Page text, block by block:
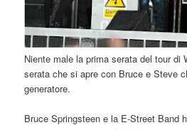
Niente male la prima serata del tour di
serata che si apre con Bruce e Steve
generatore.
Bruce Springsteen e la E-Street Band